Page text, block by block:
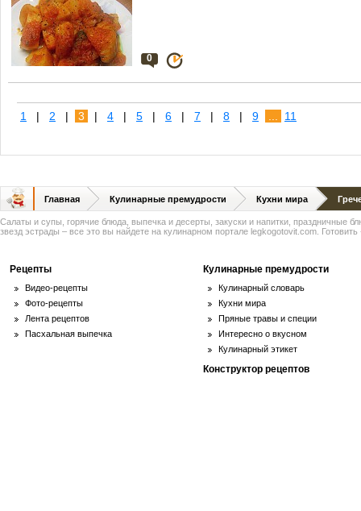
0
1 | 2 | 3 | 4 | 5 | 6 | 7 | 8 | 9 11
Главная Кулинарные премудрости Кухни мира
Салаты и супы, горячие блюда, выпечка и десерты, закуски и напитки, праздничные
звезд эстрады – все это вы найдете на кулинарном портале legkogotovit.com. Готовить
Рецепты
Видео-рецепты
Фото-рецепты
Лента рецептов
Пасхальная выпечка
Кулинарные премудрости
Кулинарный словарь
Кухни мира
Пряные травы и специи
Интересно о вкусном
Кулинарный этикет
Конструктор рецептов